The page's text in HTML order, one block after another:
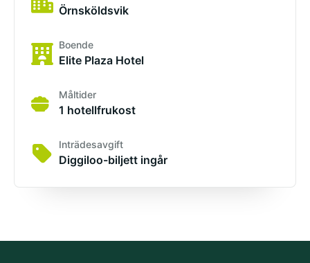
Örnsköldsvik
Boende
Elite Plaza Hotel
Måltider
1 hotellfrukost
Inträdesavgift
Diggiloo-biljett ingår